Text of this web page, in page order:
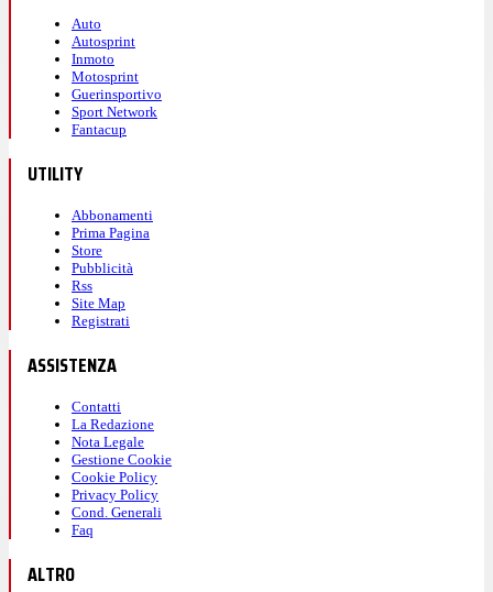
Auto
Autosprint
Inmoto
Motosprint
Guerinsportivo
Sport Network
Fantacup
UTILITY
Abbonamenti
Prima Pagina
Store
Pubblicità
Rss
Site Map
Registrati
ASSISTENZA
Contatti
La Redazione
Nota Legale
Gestione Cookie
Cookie Policy
Privacy Policy
Cond. Generali
Faq
ALTRO